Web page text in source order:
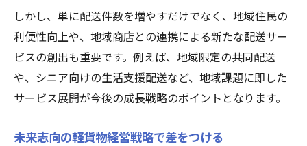
しかし、単に配送件数を増やすだけでなく、地域住民の
利便性向上や、地域商店との連携による新たな配送サー
ビスの創出も重要です。例えば、地域限定の共同配送
や、シニア向けの生活支援配送など、地域課題に即した
サービス展開が今後の成長戦略のポイントとなります。
未来志向の軽貨物経営戦略で差をつける